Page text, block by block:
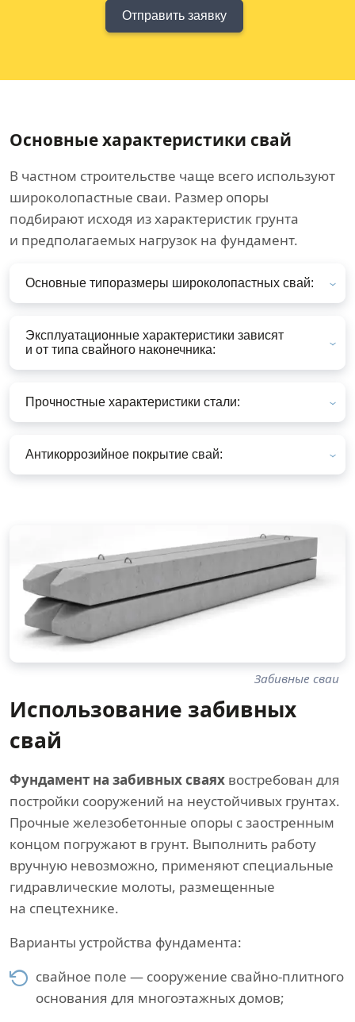
Отправить заявку
Основные характеристики свай
В частном строительстве чаще всего используют
широколопастные сваи. Размер опоры
подбирают исходя из характеристик грунта
и предполагаемых нагрузок на фундамент.
Основные типоразмеры широколопастных свай:
Эксплуатационные характеристики зависят
и от типа свайного наконечника:
Прочностные характеристики стали:
Антикоррозийное покрытие свай:
Забивные сваи
Использование забивных
свай
Фундамент на забивных сваях востребован для
постройки сооружений на неустойчивых грунтах.
Прочные железобетонные опоры с заостренным
концом погружают в грунт. Выполнить работу
вручную невозможно, применяют специальные
гидравлические молоты, размещенные
на спецтехнике.
Варианты устройства фундамента:
свайное поле — сооружение свайно-плитного
основания для многоэтажных домов;